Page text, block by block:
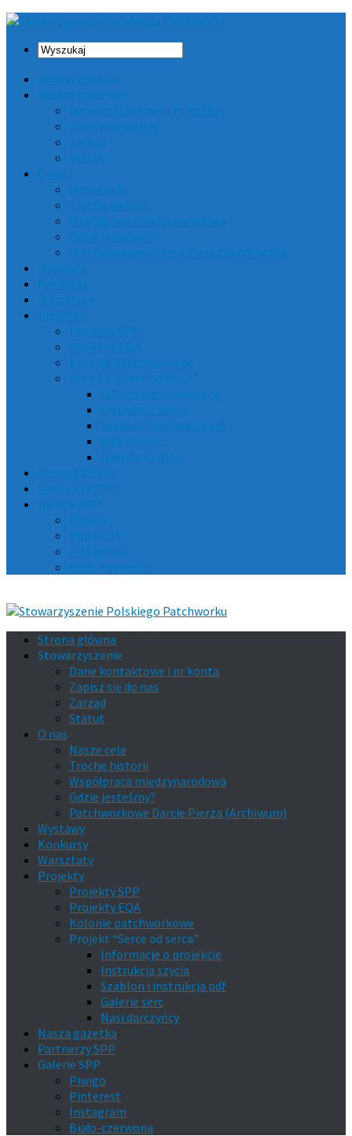
Strona główna
Stowarzyszenie
Dane kontaktowe i nr konta
Zapisz się do nas
Zarząd
Statut
O nas
Nasze cele
Trochę historii
Współpraca międzynarodowa
Gdzie jesteśmy?
Patchworkowe Darcie Pierza (Archiwum)
Wystawy
Konkursy
Warsztaty
Projekty
Projekty SPP
Projekty EQA
Kolonie patchworkowe
Projekt “Serce od serca”
Informacje o projekcie
Instrukcja szycia
Szablon i instrukcja pdf
Galerie serc
Nasi darczyńcy
Nasza gazetka
Partnerzy SPP
Galerie SPP
Piwigo
Pinterest
Instagram
Biało-czerwona
Strona główna
Stowarzyszenie
Dane kontaktowe i nr konta
Zapisz się do nas
Zarząd
Statut
O nas
Nasze cele
Trochę historii
Współpraca międzynarodowa
Gdzie jesteśmy?
Patchworkowe Darcie Pierza (Archiwum)
Wystawy
Konkursy
Warsztaty
Projekty
Projekty SPP
Projekty EQA
Kolonie patchworkowe
Projekt “Serce od serca”
Informacje o projekcie
Instrukcja szycia
Szablon i instrukcja pdf
Galerie serc
Nasi darczyńcy
Nasza gazetka
Partnerzy SPP
Galerie SPP
Piwigo
Pinterest
Instagram
Biało-czerwona